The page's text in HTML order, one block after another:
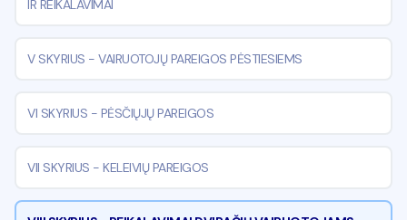
IR REIKALAVIMAI
V SKYRIUS - VAIRUOTOJŲ PAREIGOS PĖSTIESIEMS
VI SKYRIUS - PĖSČIŲJŲ PAREIGOS
VII SKYRIUS - KELEIVIŲ PAREIGOS